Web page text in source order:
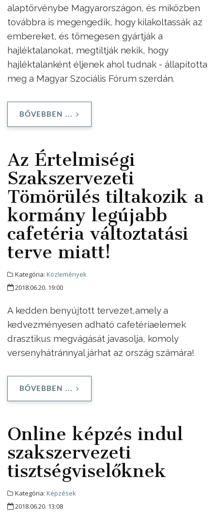
alaptörvénybe Magyarországon, és miközben
továbbra is megengedik, hogy kilakoltassák az
embereket, és tömegesen gyártják a
hajléktalanokat, megtiltják nekik, hogy
hajléktalanként éljenek ahol tudnak - állapította
meg a Magyar Szociális Fórum szerdán.
BŐVEBBEN ...
Az Értelmiségi
Szakszervezeti
Tömörülés tiltakozik a
kormány legújabb
cafetéria változtatási
terve miatt!
Kategória: Közlemények
2018.06.20. 19:00
A kedden benyújtott tervezet,amely a
kedvezményesen adható cafetériaelemek
drasztikus megvágását javasolja, komoly
versenyhátránnyal járhat az ország számára!
BŐVEBBEN ...
Online képzés indul
szakszervezeti
tisztségviselőknek
Kategória: Képzések
2018.06.20. 13:08